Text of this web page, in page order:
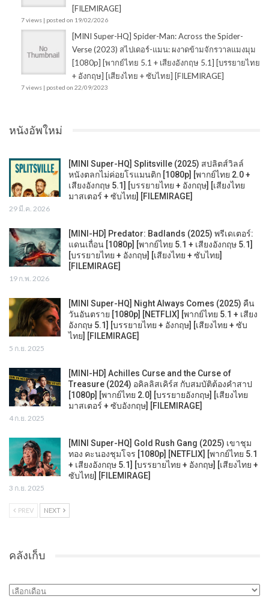
[FILEMIRAGE]
7 views | posted on 19/02/2026
[MINI Super-HQ] Spider-Man: Across the Spider-
Verse (2023) สไปเดอร์-แมน: ผงาดข้ามจักรวาลแมงมุม
[1080p] [พากย์ไทย 5.1 + เสียงอังกฤษ 5.1] [บรรยายไทย
+ อังกฤษ] [เสียงไทย + ซับไทย] [FILEMIRAGE]
7 views | posted on 22/09/2023
หนังอัพใหม่
[MINI Super-HQ] Splitsville (2025) สปลิตส์วิลล์
หนังตลกไม่ค่อยโรแมนติก [1080p] [พากย์ไทย 2.0 +
เสียงอังกฤษ 5.1] [บรรยายไทย + อังกฤษ] [เสียงไทย
มาสเตอร์ + ซับไทย] [FILEMIRAGE]
29 มี.ค. 2026
[MINI-HD] Predator: Badlands (2025) พรีเดเตอร์:
แดนเถื่อน [1080p] [พากย์ไทย 5.1 + เสียงอังกฤษ 5.1]
[บรรยายไทย + อังกฤษ] [เสียงไทย + ซับไทย]
[FILEMIRAGE]
19 ก.พ. 2026
[MINI Super-HQ] Night Always Comes (2025) คืน
วันอันตราย [1080p] [NETFLIX] [พากย์ไทย 5.1 + เสียง
อังกฤษ 5.1] [บรรยายไทย + อังกฤษ] [เสียงไทย + ซับ
ไทย] [FILEMIRAGE]
5 ก.ย. 2025
[MINI-HD] Achilles Curse and the Curse of
Treasure (2024) อคิลลิสเคิร์ส กับสมบัติต้องคำสาป
[1080p] [พากย์ไทย 2.0] [บรรยายอังกฤษ] [เสียงไทย
มาสเตอร์ + ซับอังกฤษ] [FILEMIRAGE]
4 ก.ย. 2025
[MINI Super-HQ] Gold Rush Gang (2025) เขาชุม
ทอง คะนองชุมโจร [1080p] [NETFLIX] [พากย์ไทย 5.1
+ เสียงอังกฤษ 5.1] [บรรยายไทย + อังกฤษ] [เสียงไทย +
ซับไทย] [FILEMIRAGE]
3 ก.ย. 2025
PREV NEXT
คลังเก็บ
คลัง